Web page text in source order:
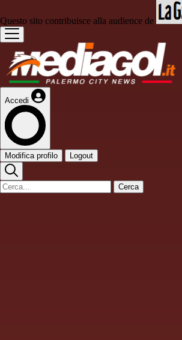
Questo sito contribuisce alla audience de
Accedi
Modifica profilo Logout
Cerca